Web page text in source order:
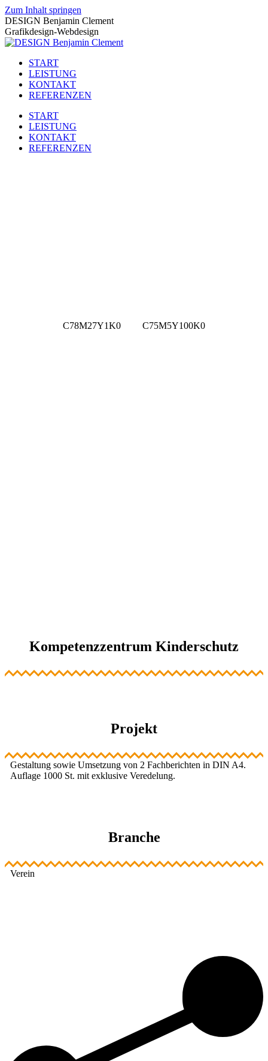
Zum Inhalt springen
DESIGN Benjamin Clement
Grafikdesign-Webdesign
START
LEISTUNG
KONTAKT
REFERENZEN
START
LEISTUNG
KONTAKT
REFERENZEN
C78M27Y1K0 C75M5Y100K0
Kompetenzzentrum Kinderschutz
Projekt
Gestaltung sowie Umsetzung von 2 Fachberichten in DIN A4.
Auflage 1000 St. mit exklusive Veredelung.
Branche
Verein